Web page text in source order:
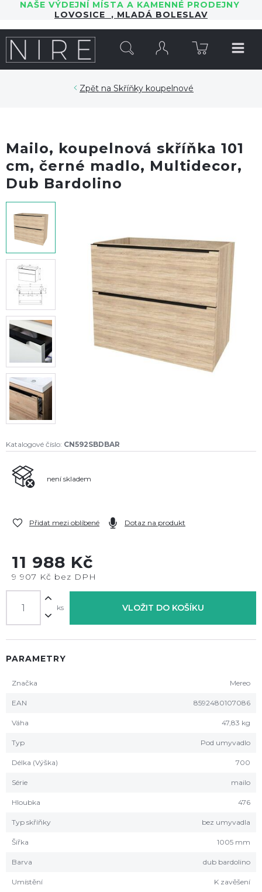
NAŠE VÝDEJNÍ MÍSTA A KAMENNÉ PRODEJNY
LOVOSICE , MLADÁ BOLESLAV
Skříňky koupelnové
Mailo, koupelnová skříňka 101
cm, černé madlo, Multidecor,
Dub Bardolino
Katalogové číslo: CN592SBDBAR
není skladem
Přidat mezi oblíbené Dotaz na produkt
11 988 Kč
9 907 Kč bez DPH
ks VLOŽIT DO KOŠÍKU
PARAMETRY
Značka Mereo
EAN 8592480107086
Váha 47,83 kg
Typ Pod umyvadlo
Délka (Výška) 700
Série mailo
Hloubka 476
Typ skříňky bez umyvadla
Šířka 1005 mm
Barva dub bardolino
Umístění K zavěšení